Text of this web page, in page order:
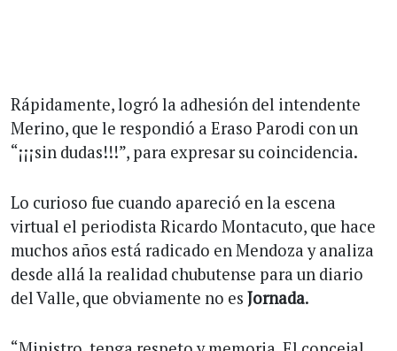
Rápidamente, logró la adhesión del intendente
Merino, que le respondió a Eraso Parodi con un
“¡¡¡sin dudas!!!”, para expresar su coincidencia.
Lo curioso fue cuando apareció en la escena
virtual el periodista Ricardo Montacuto, que hace
muchos años está radicado en Mendoza y analiza
desde allá la realidad chubutense para un diario
del Valle, que obviamente no es Jornada.